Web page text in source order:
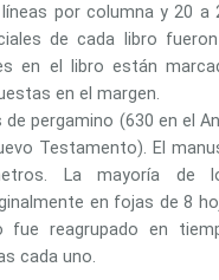
por columna y 20 a
de cada libro
en el libro están
en el margen.
de pergamino (630 en el
Testamento). El
La mayoría de
en fojas de 8
fue reagrupado en
cada uno.